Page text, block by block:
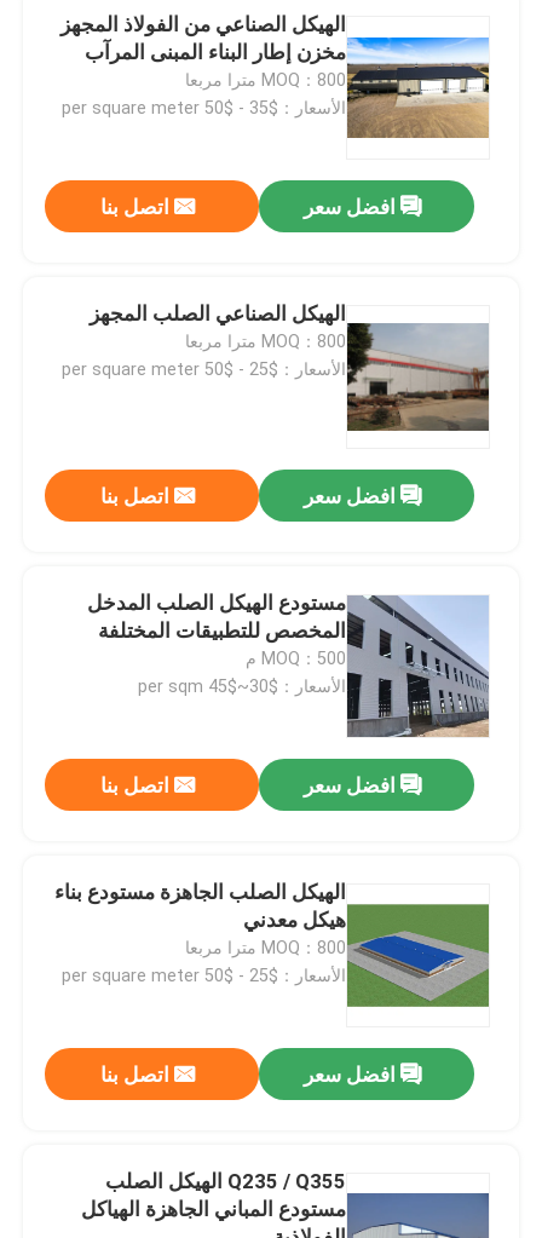
أشرطة فيديو
معلومات عنا
اطلب اقتباس
مستودع الهيكل الصلب
هيكل فولاذي خفيف الوزن
الهيكل الصناعي من الفولاذ المجهز
مخزن إطار البناء المبنى المرآب
MOQ：800 مترا مربعا
الأسعار：$35 - $50 per square meter
افضل سعر اتصل بنا
الهيكل الصناعي الصلب المجهز
MOQ：800 مترا مربعا
الأسعار：$25 - $50 per square meter
افضل سعر اتصل بنا
مستودع الهيكل الصلب المدخل
المخصص للتطبيقات المختلفة
MOQ：500 م
الأسعار：$30~$45 per sqm
افضل سعر اتصل بنا
الهيكل الصلب الجاهزة مستودع بناء
هيكل معدني
MOQ：800 مترا مربعا
الأسعار：$25 - $50 per square meter
افضل سعر اتصل بنا
Q235 / Q355 الهيكل الصلب
مستودع المباني الجاهزة الهياكل